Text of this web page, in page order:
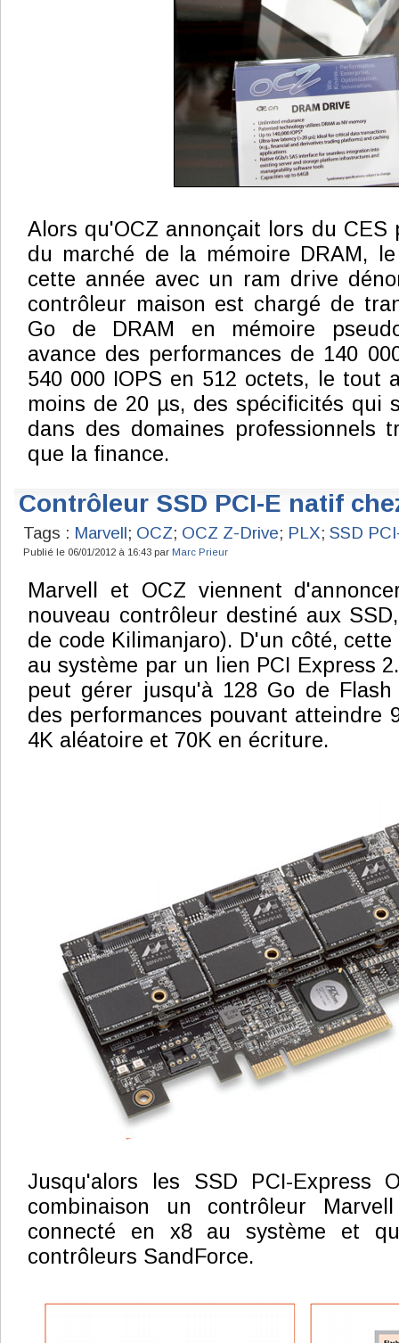
Alors qu'OCZ annonçait lors du CES
du marché de la mémoire DRAM,
cette année avec un ram drive
contrôleur maison est chargé de
Go de DRAM en mémoire
avance des performances de 140
540 000 IOPS en 512 octets, le tout
moins de 20 µs, des spécificités qui
dans des domaines professionnels
que la finance.
Contrôleur SSD PCI-E natif
Tags : Marvell; OCZ; OCZ Z-Drive; PLX; SSD
Publié le 06/01/2012 à 16:43 par Marc Prieur
Marvell et OCZ viennent
nouveau contrôleur destiné aux
de code Kilimanjaro). D'un côté,
au système par un lien PCI Express
peut gérer jusqu'à 128 Go de
des performances pouvant atteindre
4K aléatoire et 70K en écriture.
Jusqu'alors les SSD PCI-Express
combinaison un contrôleur
connecté en x8 au système et
contrôleurs SandForce.